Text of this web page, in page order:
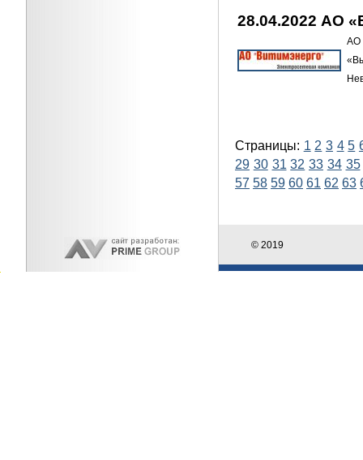
28.04.2022 АО
АО
Страницы: 1 2 3 4 5
29 30 31 32 33 34 35
57 58 59 60 61 62 63
© 2019